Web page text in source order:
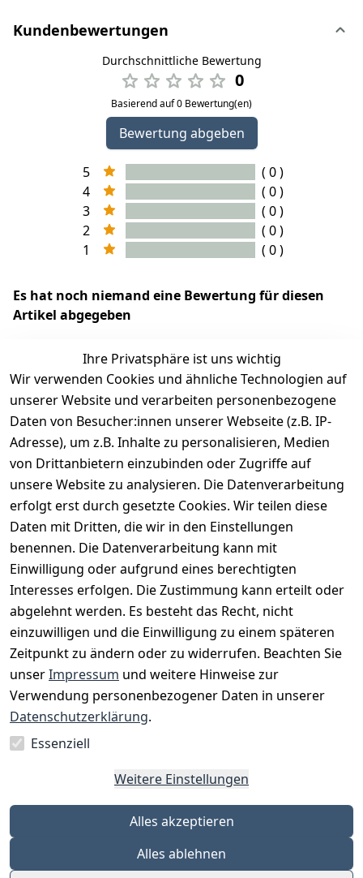
Kundenbewertungen
Durchschnittliche Bewertung
0
Basierend auf 0 Bewertung(en)
Bewertung abgeben
5
( 0 )
4
( 0 )
3
( 0 )
2
( 0 )
1
( 0 )
Es hat noch niemand eine Bewertung für diesen
Artikel abgegeben
EU-Verantwortliche Person - klicken Sie für Details
Ihre Privatsphäre ist uns wichtig
Wir verwenden Cookies und ähnliche Technologien auf
unserer Website und verarbeiten personenbezogene
Daten von Besucher:innen unserer Webseite (z.B. IP-
Adresse), um z.B. Inhalte zu personalisieren, Medien
von Drittanbietern einzubinden oder Zugriffe auf
unsere Website zu analysieren. Die Datenverarbeitung
erfolgt erst durch gesetzte Cookies. Wir teilen diese
Daten mit Dritten, die wir in den Einstellungen
benennen. Die Datenverarbeitung kann mit
Einwilligung oder aufgrund eines berechtigten
Interesses erfolgen. Die Zustimmung kann erteilt oder
abgelehnt werden. Es besteht das Recht, nicht
einzuwilligen und die Einwilligung zu einem späteren
Zeitpunkt zu ändern oder zu widerrufen. Beachten Sie
unserImpressum und weitere Hinweise zur
Verwendung personenbezogener Daten in unserer
Datenschutzerklärung.
Essenziell
Weitere Einstellungen
Alles akzeptieren
Alles ablehnen
Rechtliches
AGB
Impressum
Datenschutze
rklärung
Barrierefreihe
Services
Kontakt
Registrieren
Katalog
Zahlungsm
öglichkeite
n
Vorkasse
PayPal
Versanddie
nstleister
Post